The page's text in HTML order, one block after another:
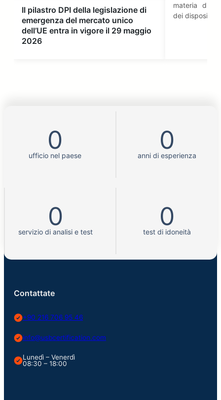
Il pilastro DPI della legislazione di
emergenza del mercato unico
dell’UE entra in vigore il 29 maggio
2026
materia di
dei dispositivi
0
ufficio nel paese
0
anni di esperienza
0
servizio di analisi e test
0
test di idoneità
Contattate
+90 216 706 95 46
info@usbcertification.com
Lunedì – Venerdì
08:30 – 18:00